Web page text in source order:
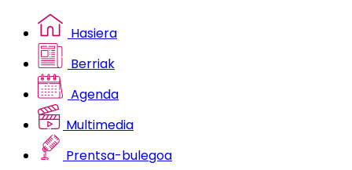
Hasiera
Berriak
Agenda
Multimedia
Prentsa-bulegoa